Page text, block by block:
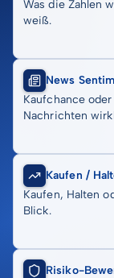
Was die Zahlen
weiß.
News
Kaufchance
Nachrichten
Kaufen /
Kaufen, Halten
Blick.
Risiko-